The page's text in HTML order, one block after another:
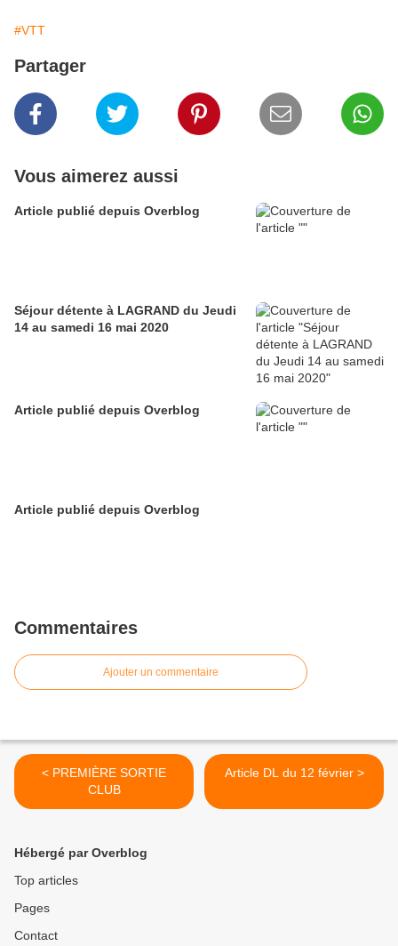
#VTT
Partager
Vous aimerez aussi
Article publié depuis Overblog
Séjour détente à LAGRAND du Jeudi
14 au samedi 16 mai 2020
Article publié depuis Overblog
Article publié depuis Overblog
Commentaires
Ajouter un commentaire
< PREMIÈRE SORTIE
CLUB
Article DL du 12 février >
Hébergé par Overblog
Top articles
Pages
Contact